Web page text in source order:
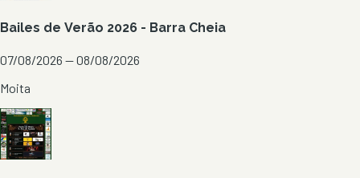
Bailes de Verão 2026 - Barra Cheia
07/08/2026 — 08/08/2026
Moita